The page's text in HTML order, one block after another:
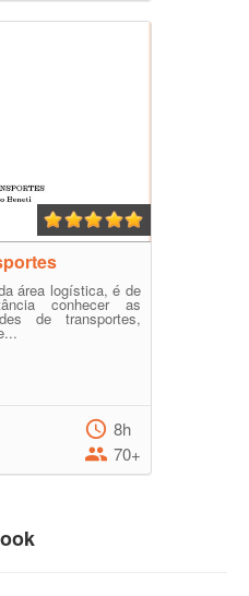
área logística, é de
conhecer as
de transportes,
8h
70+